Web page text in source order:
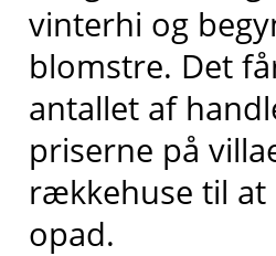
vinterhi og
blomstre. Det
antallet af
priserne på
rækkehuse til at
opad.